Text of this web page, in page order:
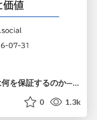
0 1.3k